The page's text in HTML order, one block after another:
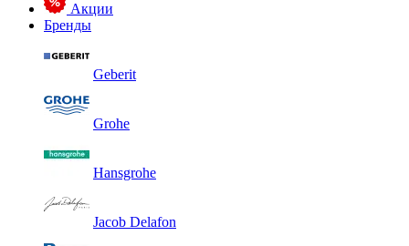
Акции
Бренды
Geberit
Grohe
Hansgrohe
Jacob Delafon